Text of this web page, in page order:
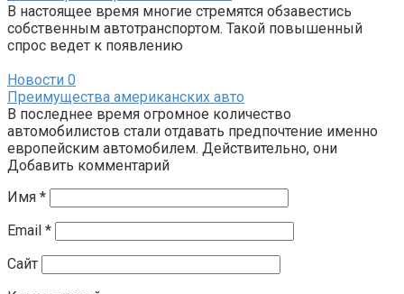
В настоящее время многие стремятся обзавестись
собственным автотранспортом. Такой повышенный
спрос ведет к появлению
Новости 0
Преимущества американских авто
В последнее время огромное количество
автомобилистов стали отдавать предпочтение именно
европейским автомобилем. Действительно, они
Добавить комментарий
Имя *
Email *
Сайт